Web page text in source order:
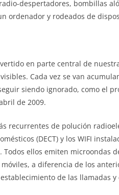
despertadores, bombillas
ordenador y rodeados de
en parte central de
Cada vez se van
siendo ignorado, como el
de 2009.
recurrentes de polución
(DECT) y los WIFI
Todos ellos emiten microondas
a diferencia de los
de las llamadas y